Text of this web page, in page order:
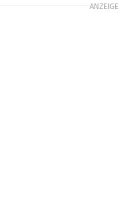
ANZEIGE